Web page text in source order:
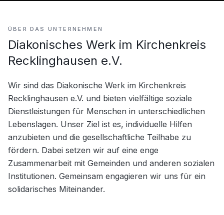
ÜBER DAS UNTERNEHMEN
Diakonisches Werk im Kirchenkreis
Recklinghausen e.V.
Wir sind das Diakonische Werk im Kirchenkreis
Recklinghausen e.V. und bieten vielfältige soziale
Dienstleistungen für Menschen in unterschiedlichen
Lebenslagen. Unser Ziel ist es, individuelle Hilfen
anzubieten und die gesellschaftliche Teilhabe zu
fördern. Dabei setzen wir auf eine enge
Zusammenarbeit mit Gemeinden und anderen sozialen
Institutionen. Gemeinsam engagieren wir uns für ein
solidarisches Miteinander.